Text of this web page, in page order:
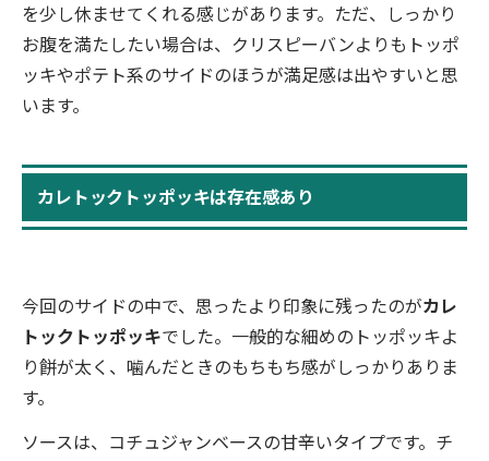
を少し休ませてくれる感じがあります。ただ、しっかり
お腹を満たしたい場合は、クリスピーバンよりもトッポ
ッキやポテト系のサイドのほうが満足感は出やすいと思
います。
カレトックトッポッキは存在感あり
今回のサイドの中で、思ったより印象に残ったのがカレ
トックトッポッキでした。一般的な細めのトッポッキよ
り餅が太く、噛んだときのもちもち感がしっかりありま
す。
ソースは、コチュジャンベースの甘辛いタイプです。チ